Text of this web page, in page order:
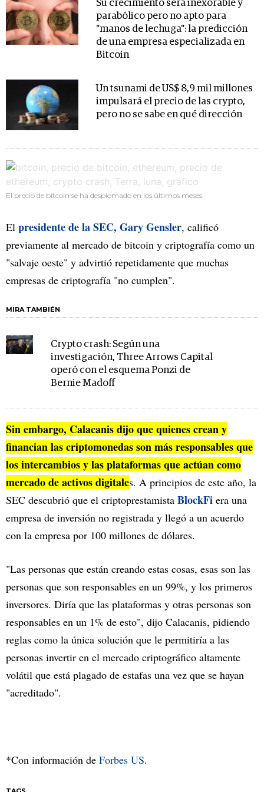
Su crecimiento será inexorable y
parabólico pero no apto para
"manos de lechuga": la predicción
de una empresa especializada en
Bitcoin
Un tsunami de US$ 8,9 mil millones
impulsará el precio de las crypto,
pero no se sabe en qué dirección
El precio de bitcoin se ha desplomado en los últimos meses.
El presidente de la SEC, Gary Gensler, calificó
previamente al mercado de bitcoin y criptografía como un
"salvaje oeste" y advirtió repetidamente que muchas
empresas de criptografía "no cumplen".
MIRA TAMBIÉN
Crypto crash: Según una
investigación, Three Arrows Capital
operó con el esquema Ponzi de
Bernie Madoff
Sin embargo, Calacanis dijo que quienes crean y
financian las criptomonedas son más responsables que
los intercambios y las plataformas que actúan como
mercado de activos digitales. A principios de este año, la
SEC descubrió que el criptoprestamista BlockFi era una
empresa de inversión no registrada y llegó a un acuerdo
con la empresa por 100 millones de dólares.
"Las personas que están creando estas cosas, esas son las
personas que son responsables en un 99%, y los primeros
inversores. Diría que las plataformas y otras personas son
responsables en un 1% de esto", dijo Calacanis, pidiendo
reglas como la única solución que le permitiría a las
personas invertir en el mercado criptográfico altamente
volátil que está plagado de estafas una vez que se hayan
"acreditado".
*Con información de Forbes US.